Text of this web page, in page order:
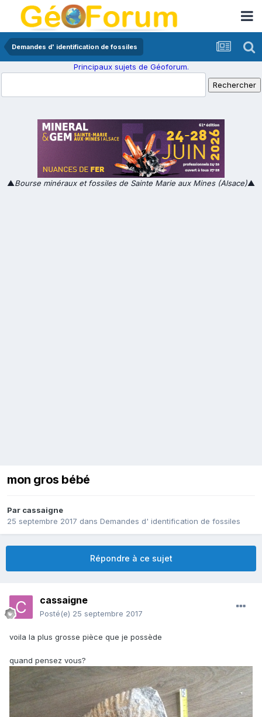
Demandes d' identification de fossiles
Principaux sujets de Géoforum.
▲Bourse minéraux et fossiles de Sainte Marie aux Mines (Alsace)▲
mon gros bébé
Par cassaigne
25 septembre 2017 dans Demandes d' identification de fossiles
Répondre à ce sujet
cassaigne
Posté(e) 25 septembre 2017
voila la plus grosse pièce que je possède
quand pensez vous?